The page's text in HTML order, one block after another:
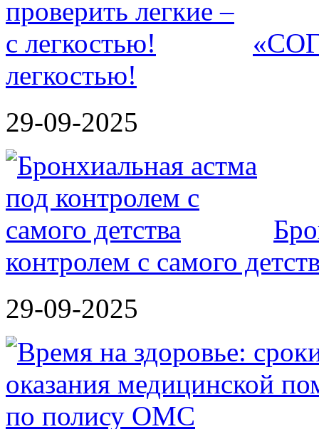
легкостью!
29-09-2025
контролем с самого
29-09-2025